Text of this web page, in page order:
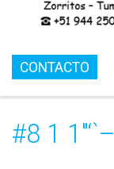
CONTACTO
#8 1 1″‘`–